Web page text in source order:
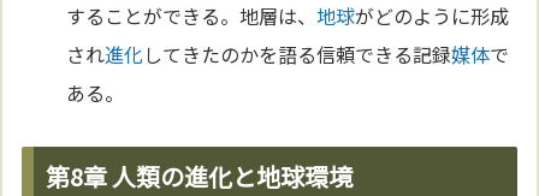
することができる。地層は、地球がどのように形成
され進化してきたのかを語る信頼できる記録媒体で
ある。
第8章 人類の進化と地球環境